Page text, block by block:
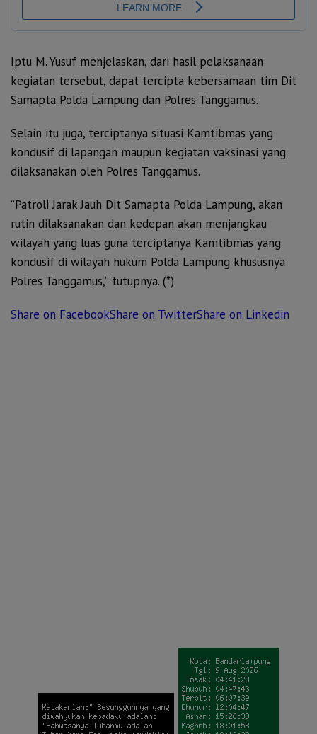
Iptu M. Yusuf menjelaskan, dari hasil pelaksanaan
kegiatan tersebut, dapat tercipta kebersamaan tim Dit
Samapta Polda Lampung dan Polres Tanggamus.
Selain itu juga, terciptanya situasi Kamtibmas yang
kondusif di lapangan maupun kegiatan vaksinasi yang
dilaksanakan oleh Polres Tanggamus.
“Patroli Jarak Jauh Dit Samapta Polda Lampung, akan
rutin dilaksanakan dan kedepan akan menjangkau
wilayah yang luas guna terciptanya Kamtibmas yang
kondusif di wilayah hukum Polda Lampung khususnya
Polres Tanggamus,” tutupnya. (*)
Share on FacebookShare on TwitterShare on Linkedin